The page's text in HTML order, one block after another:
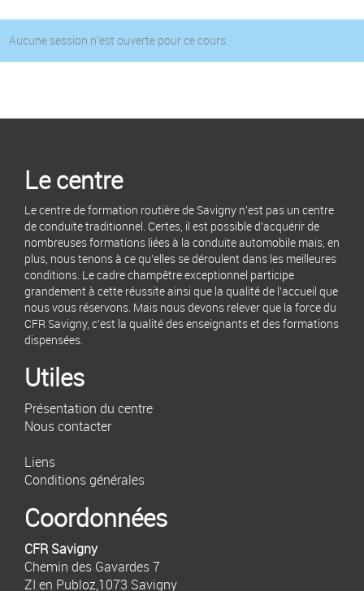
Aucune session n'est ouverte pour ce cours.
Le centre
Le centre de formation routière de Savigny n'est pas un centre
de conduite traditionnel. Certes, il est possible d'acquérir de
nombreuses formations liées à la conduite automobile mais, en
plus, nous tenons à ce qu'elles se déroulent dans les meilleures
conditions. Le cadre champêtre exceptionnel participe
grandement à cette réussite ainsi que la qualité de l'accueil que
nous vous réservons. Mais nous devons relever que la force du
CFR Savigny, c'est la qualité des enseignants et des formations
dispensées.
Utiles
Présentation du centre
Nous contacter
Liens
Conditions générales
Coordonnées
CFR Savigny
Chemin des Gavardes 7
ZI en Publoz,1073 Savigny